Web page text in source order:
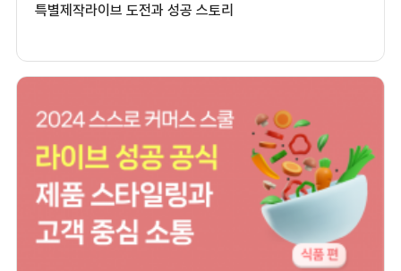
특별제작라이브 도전과 성공 스토리